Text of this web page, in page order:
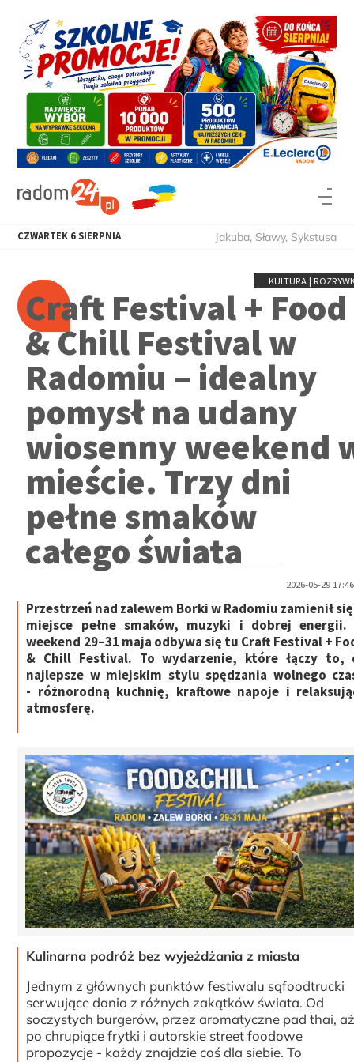
CZWARTEK 6 SIERPNIA Jakuba, Sławy, Sykstusa
KULTURA |
Craft Festival + Food
& Chill Festival w
Radomiu – idealny
pomysł na udany
wiosenny weekend
mieście. Trzy dni
pełne smaków
całego świata
2026-05-29
Przestrzeń nad zalewem Borki w Radomiu zamienił
miejsce pełne smaków, muzyki i dobrej energii.
weekend 29–31 maja odbywa się tu Craft Festival +
& Chill Festival. To wydarzenie, które łączy to,
najlepsze w miejskim stylu spędzania wolnego
- różnorodną kuchnię, kraftowe napoje i
atmosferę.
Kulinarna podróż bez wyjeżdżania z miasta
Jednym z głównych punktów festiwalu sąfoodtrucki
serwujące dania z różnych zakątków świata. Od
soczystych burgerów, przez aromatyczne pad thai,
po chrupiące frytki i autorskie street foodowe
propozycje - każdy znajdzie coś dla siebie. To